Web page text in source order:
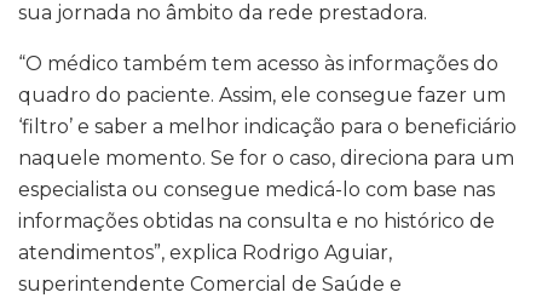
sua jornada no âmbito da rede prestadora.
“O médico também tem acesso às informações do
quadro do paciente. Assim, ele consegue fazer um
‘filtro’ e saber a melhor indicação para o beneficiário
naquele momento. Se for o caso, direciona para um
especialista ou consegue medicá-lo com base nas
informações obtidas na consulta e no histórico de
atendimentos”, explica Rodrigo Aguiar,
superintendente Comercial de Saúde e